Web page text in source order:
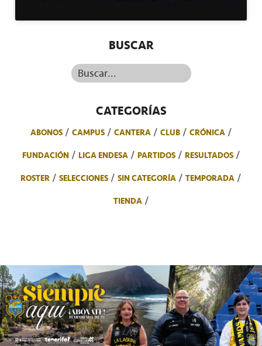
BUSCAR
Buscar...
CATEGORÍAS
ABONOS CAMPUS CANTERA CLUB
CRÓNICA
FUNDACIÓN
LIGA ENDESA PARTIDOS
RESULTADOS
ROSTER
SELECCIONES SIN CATEGORÍA
TEMPORADA
TIENDA